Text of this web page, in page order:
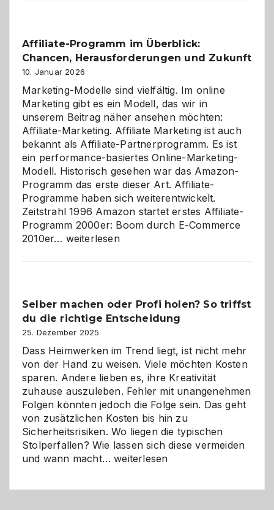
Affiliate-Programm im Überblick:
Chancen, Herausforderungen und Zukunft
10. Januar 2026
Marketing-Modelle sind vielfältig. Im online
Marketing gibt es ein Modell, das wir in
unserem Beitrag näher ansehen möchten:
Affiliate-Marketing. Affiliate Marketing ist auch
bekannt als Affiliate-Partnerprogramm. Es ist
ein performance-basiertes Online-Marketing-
Modell. Historisch gesehen war das Amazon-
Programm das erste dieser Art. Affiliate-
Programme haben sich weiterentwickelt.
Zeitstrahl 1996 Amazon startet erstes Affiliate-
Programm 2000er: Boom durch E-Commerce
2010er… Affiliate-
Herausforderungen
und
Zukunft
weiterlesen
Selber machen oder Profi holen? So triffst
du die richtige Entscheidung
25. Dezember 2025
Dass Heimwerken im Trend liegt, ist nicht mehr
von der Hand zu weisen. Viele möchten Kosten
sparen. Andere lieben es, ihre Kreativität
zuhause auszuleben. Fehler mit unangenehmen
Folgen könnten jedoch die Folge sein. Das geht
von zusätzlichen Kosten bis hin zu
Sicherheitsrisiken. Wo liegen die typischen
Stolperfallen? Wie lassen sich diese vermeiden
und wann macht…Selber
weiterlesen